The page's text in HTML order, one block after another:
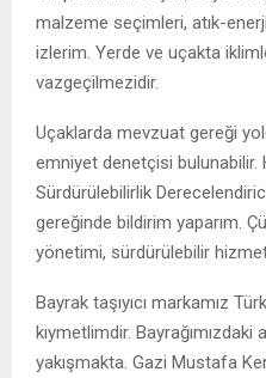
malzeme seçimleri, atık-
izlerim. Yerde ve uçakta
vazgeçilmezidir.
Uçaklarda mevzuat gereği
emniyet denetçisi bulunabilir.
Sürdürülebilirlik
gereğinde bildirim yaparım.
yönetimi, sürdürülebilir
Bayrak taşıyıcı markamız
kıymetlimdir. Bayrağımızdaki
yakışmakta. Gazi Mustafa